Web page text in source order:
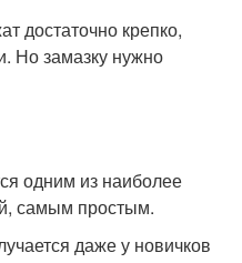
достаточно крепко,
Но замазку нужно
одним из наиболее
самым простым.
даже у новичков